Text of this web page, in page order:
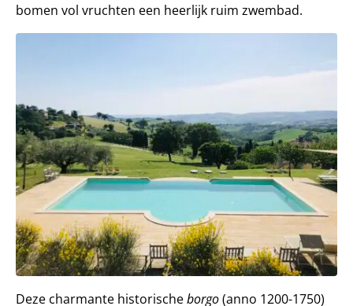
bomen vol vruchten een heerlijk ruim zwembad.
Deze charmante historischeborgo(anno 1200-1750)